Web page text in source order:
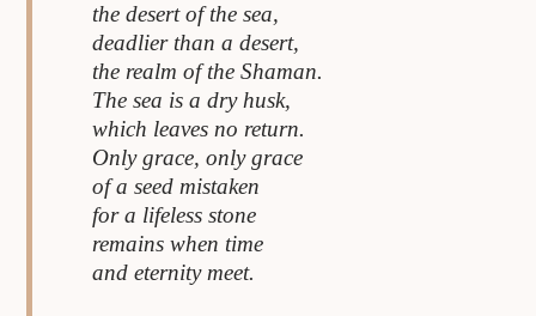
the desert of the sea,
deadlier than a desert,
the realm of the Shaman.
The sea is a dry husk,
which leaves no return.
Only grace, only grace
of a seed mistaken
for a lifeless stone
remains when time
and eternity meet.